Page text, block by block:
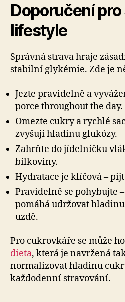
Doporučení
lifestyle
Správná strava hraje
stabilní glykémie. Zde je
Jezte pravidelně a
porce throughout the day.
Omezte cukry a rychlé
zvyšují hladinu glukózy.
Zahrňte do jídelníčku
bílkoviny.
Hydratace je klíčová –
Pravidelně se pohybujte
pomáhá udržovat
uzdě.
Pro cukrovkáře se může
dieta, která je navržená
normalizovat hladinu
každodenní stravování.